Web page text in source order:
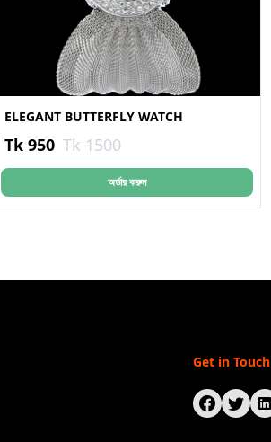
ELEGANT BUTTERFLY WATCH
Tk 950 Tk 1500
অর্ডার করুন
Get in Touch